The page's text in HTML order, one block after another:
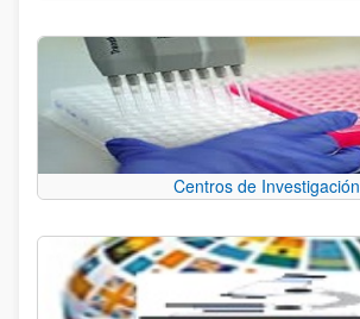
Centros de Investigación